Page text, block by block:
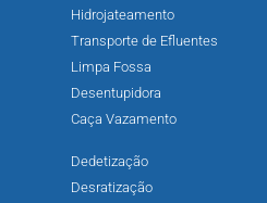
Hidrojateamento
Transporte de Efluentes
Limpa Fossa
Desentupidora
Caça Vazamento
Dedetização
Desratização